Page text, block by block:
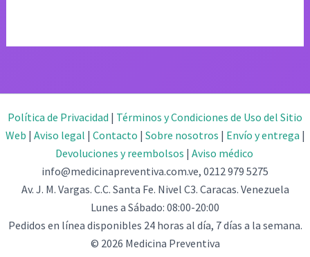
Política de Privacidad | Términos y Condiciones de Uso del Sitio
Web | Aviso legal | Contacto | Sobre nosotros | Envío y entrega |
Devoluciones y reembolsos | Aviso médico
info@medicinapreventiva.com.ve, 0212 979 5275
Av. J. M. Vargas. C.C. Santa Fe. Nivel C3. Caracas. Venezuela
Lunes a Sábado: 08:00-20:00
Pedidos en línea disponibles 24 horas al día, 7 días a la semana.
© 2026 Medicina Preventiva